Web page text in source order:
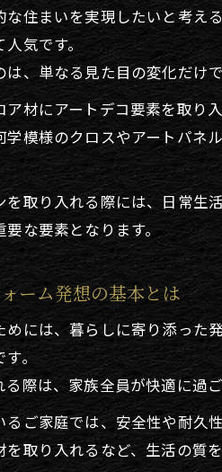
こ
暮
大分
住まいを実現したいと考え
気です。
は、単なる見た目の変化だ
材にアートデコ要素を取り
学模様のクロスやアートパ
取り入れる際には、日常生
な要素となります。
ーム発想の基本とは
めには、暮らしに寄り添っ
。
際は、家族全員が快適に過
ご家庭では、安全性や耐久
取り入れるなど、生活の質